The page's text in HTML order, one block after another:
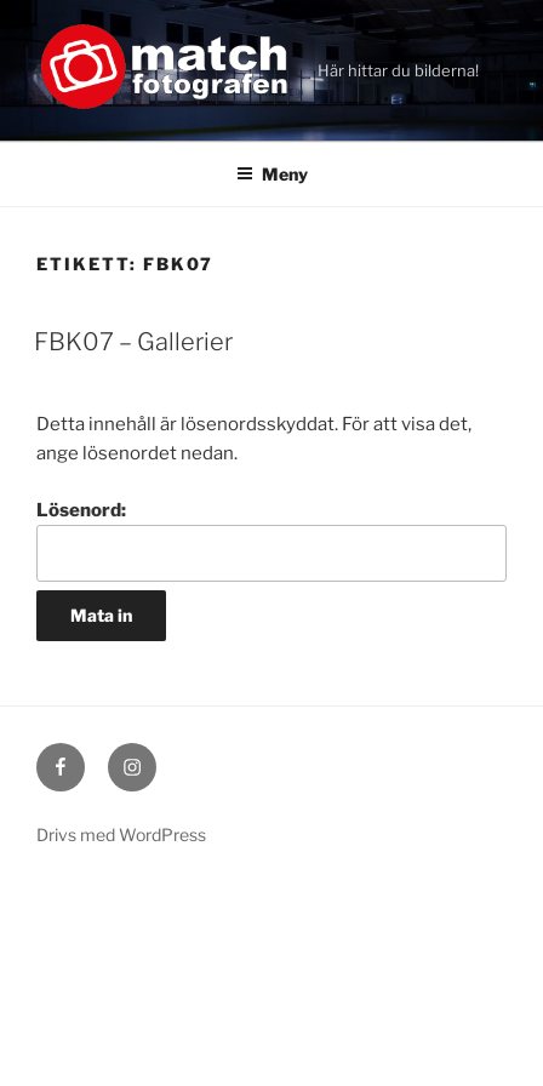
innehåll
Här hittar du bilderna!
Meny
ETIKETT: FBK07
FBK07 – Gallerier
Detta innehåll är lösenordsskyddat. För att visa det,
ange lösenordet nedan.
Lösenord:
FacebookInstagram
Drivs med WordPress